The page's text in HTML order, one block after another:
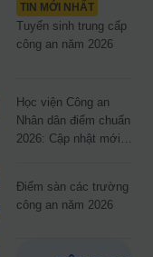
TIN MỚI NHẤT
Tuyển sinh trung cấp
công an năm 2026
Học viện Công an
Nhân dân điểm chuẩn
2026: Cập nhật mới
Điểm sàn các trường
công an năm 2026